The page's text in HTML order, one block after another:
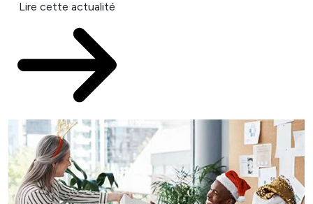
Lire cette actualité